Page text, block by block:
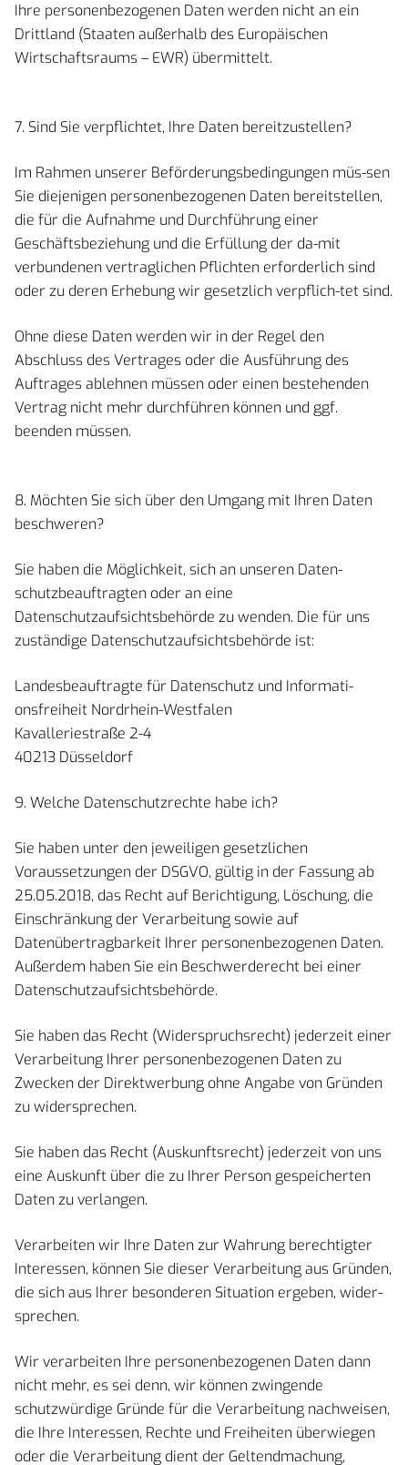
Ihre personenbezogenen Daten werden nicht an ein
Drittland (Staaten außerhalb des Europäischen
Wirtschaftsraums – EWR) übermittelt.
7. Sind Sie verpflichtet, Ihre Daten bereitzustellen?
Im Rahmen unserer Beförderungsbedingungen müs-sen
Sie diejenigen personenbezogenen Daten bereitstellen,
die für die Aufnahme und Durchführung einer
Geschäftsbeziehung und die Erfüllung der da-mit
verbundenen vertraglichen Pflichten erforderlich sind
oder zu deren Erhebung wir gesetzlich verpflich-tet sind.
Ohne diese Daten werden wir in der Regel den
Abschluss des Vertrages oder die Ausführung des
Auftrages ablehnen müssen oder einen bestehenden
Vertrag nicht mehr durchführen können und ggf.
beenden müssen.
8. Möchten Sie sich über den Umgang mit Ihren Daten
beschweren?
Sie haben die Möglichkeit, sich an unseren Daten-
schutzbeauftragten oder an eine
Datenschutzaufsichtsbehörde zu wenden. Die für uns
zuständige Datenschutzaufsichtsbehörde ist:
Landesbeauftragte für Datenschutz und Informati-
onsfreiheit Nordrhein-Westfalen
Kavalleriestraße 2-4
40213 Düsseldorf
9. Welche Datenschutzrechte habe ich?
Sie haben unter den jeweiligen gesetzlichen
Voraussetzungen der DSGVO, gültig in der Fassung ab
25.05.2018, das Recht auf Berichtigung, Löschung, die
Einschränkung der Verarbeitung sowie auf
Datenübertragbarkeit Ihrer personenbezogenen Daten.
Außerdem haben Sie ein Beschwerderecht bei einer
Datenschutzaufsichtsbehörde.
Sie haben das Recht (Widerspruchsrecht) jederzeit einer
Verarbeitung Ihrer personenbezogenen Daten zu
Zwecken der Direktwerbung ohne Angabe von Gründen
zu widersprechen.
Sie haben das Recht (Auskunftsrecht) jederzeit von uns
eine Auskunft über die zu Ihrer Person gespeicherten
Daten zu verlangen.
Verarbeiten wir Ihre Daten zur Wahrung berechtigter
Interessen, können Sie dieser Verarbeitung aus Gründen,
die sich aus Ihrer besonderen Situation ergeben, wider-
sprechen.
Wir verarbeiten Ihre personenbezogenen Daten dann
nicht mehr, es sei denn, wir können zwingende
schutzwürdige Gründe für die Verarbeitung nachweisen,
die Ihre Interessen, Rechte und Freiheiten überwiegen
oder die Verarbeitung dient der Geltendmachung,